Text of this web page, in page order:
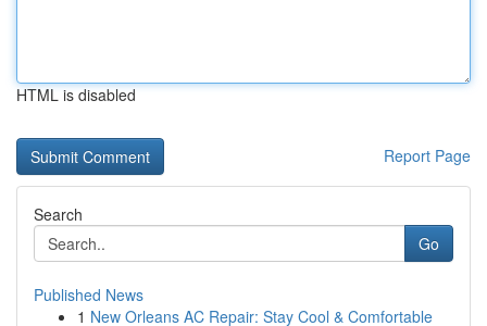
HTML is disabled
Report Page
Search
Go
Published News
1 New Orleans AC Repair: Stay Cool & Comfortable